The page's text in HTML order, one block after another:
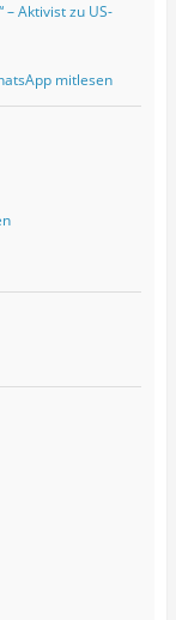
– Aktivist zu US-
mitlesen